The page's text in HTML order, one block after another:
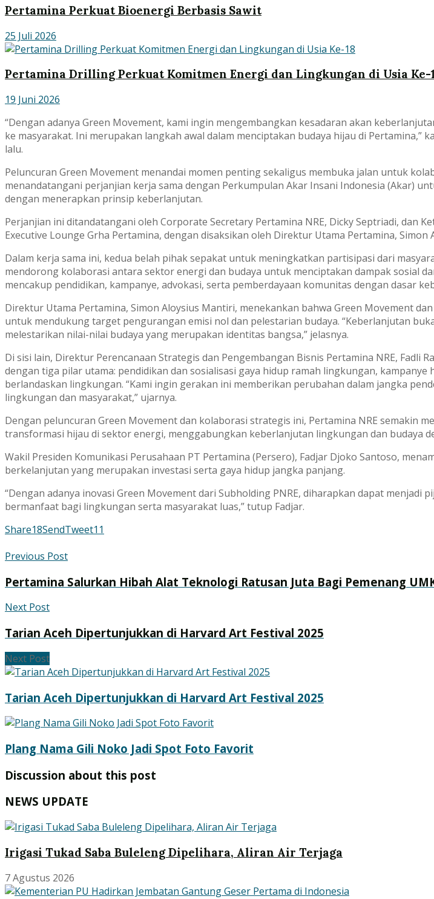
Pertamina Perkuat Bioenergi Berbasis Sawit
25 Juli 2026
Pertamina Drilling Perkuat Komitmen Energi dan Lingkungan di Usia Ke-
19 Juni 2026
“Dengan adanya Green Movement, kami ingin mengembangkan kesadaran akan
ke masyarakat. Ini merupakan langkah awal dalam menciptakan budaya hijau di Pertamina,”
lalu.
Peluncuran Green Movement menandai momen penting sekaligus membuka jalan untuk
menandatangani perjanjian kerja sama dengan Perkumpulan Akar Insani Indonesia (Akar)
dengan menerapkan prinsip keberlanjutan.
Perjanjian ini ditandatangani oleh Corporate Secretary Pertamina NRE, Dicky Septriadi, dan
Executive Lounge Grha Pertamina, dengan disaksikan oleh Direktur Utama Pertamina, Simon
Dalam kerja sama ini, kedua belah pihak sepakat untuk meningkatkan partisipasi dari
mendorong kolaborasi antara sektor energi dan budaya untuk menciptakan dampak sosial
mencakup pendidikan, kampanye, advokasi, serta pemberdayaan komunitas dengan dasar
Direktur Utama Pertamina, Simon Aloysius Mantiri, menekankan bahwa Green Movement
untuk mendukung target pengurangan emisi nol dan pelestarian budaya. “Keberlanjutan
melestarikan nilai-nilai budaya yang merupakan identitas bangsa,” jelasnya.
Di sisi lain, Direktur Perencanaan Strategis dan Pengembangan Bisnis Pertamina NRE, Fadli
dengan tiga pilar utama: pendidikan dan sosialisasi gaya hidup ramah lingkungan,
berlandaskan lingkungan. “Kami ingin gerakan ini memberikan perubahan dalam jangka
lingkungan dan masyarakat,” ujarnya.
Dengan peluncuran Green Movement dan kolaborasi strategis ini, Pertamina NRE semakin
transformasi hijau di sektor energi, menggabungkan keberlanjutan lingkungan dan budaya
Wakil Presiden Komunikasi Perusahaan PT Pertamina (Persero), Fadjar Djoko Santoso,
berkelanjutan yang merupakan investasi serta gaya hidup jangka panjang.
“Dengan adanya inovasi Green Movement dari Subholding PNRE, diharapkan dapat menjadi
bermanfaat bagi lingkungan serta masyarakat luas,” tutup Fadjar.
Share18SendTweet11
Previous Post
Pertamina Salurkan Hibah Alat Teknologi Ratusan Juta Bagi Pemenang
Next Post
Tarian Aceh Dipertunjukkan di Harvard Art Festival 2025
Next Post
Tarian Aceh Dipertunjukkan di Harvard Art Festival 2025
Plang Nama Gili Noko Jadi Spot Foto Favorit
Discussion about this post
NEWS UPDATE
Irigasi Tukad Saba Buleleng Dipelihara, Aliran Air Terjaga
7 Agustus 2026